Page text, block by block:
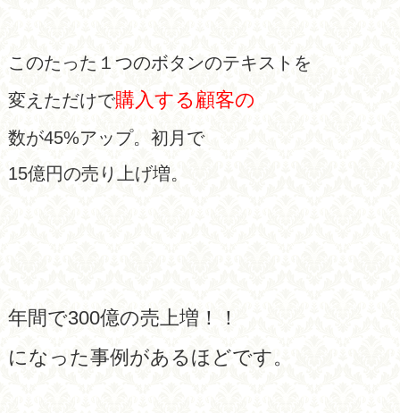
このたった１つのボタンのテキストを
変えただけで購入する顧客の
数が45%アップ。初月で
15億円の売り上げ増。
年間で300億の売上増！！
になった事例があるほどです。